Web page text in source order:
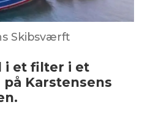
Skibsværft
i et filter i et
Karstensens